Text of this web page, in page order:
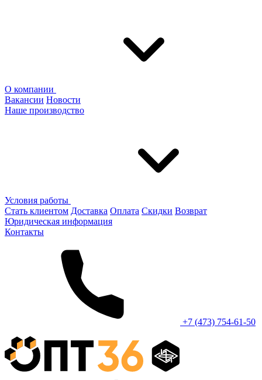
О компании
Вакансии Новости
Наше производство
Условия работы
Стать клиентом Доставка Оплата Скидки Возврат
Юридическая информация
Контакты
+7 (473) 754-61-50